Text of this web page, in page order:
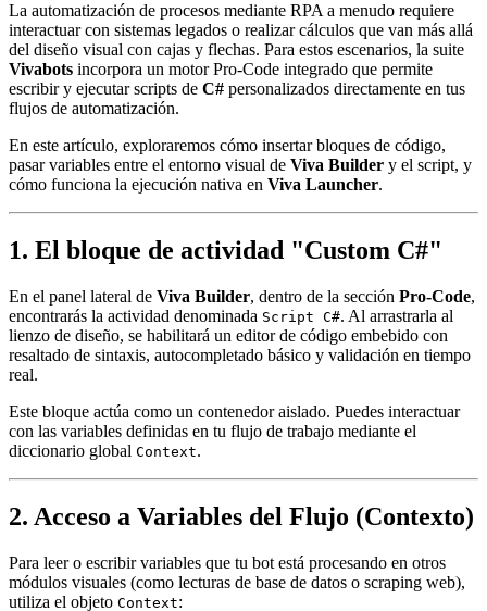
La automatización de procesos mediante RPA a menudo requiere
interactuar con sistemas legados o realizar cálculos que van más allá
del diseño visual con cajas y flechas. Para estos escenarios, la suite
Vivabots incorpora un motor Pro-Code integrado que permite
escribir y ejecutar scripts de C# personalizados directamente en tus
flujos de automatización.
En este artículo, exploraremos cómo insertar bloques de código,
pasar variables entre el entorno visual de Viva Builder y el script, y
cómo funciona la ejecución nativa en Viva Launcher.
1. El bloque de actividad "Custom C#"
En el panel lateral de Viva Builder, dentro de la sección Pro-Code,
encontrarás la actividad denominada Script C#. Al arrastrarla al
lienzo de diseño, se habilitará un editor de código embebido con
resaltado de sintaxis, autocompletado básico y validación en tiempo
real.
Este bloque actúa como un contenedor aislado. Puedes interactuar
con las variables definidas en tu flujo de trabajo mediante el
diccionario global Context.
2. Acceso a Variables del Flujo (Contexto)
Para leer o escribir variables que tu bot está procesando en otros
módulos visuales (como lecturas de base de datos o scraping web),
utiliza el objeto Context: